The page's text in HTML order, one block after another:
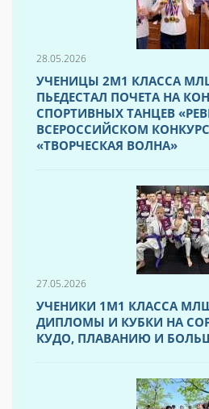
28.05.2026
УЧЕНИЦЫ 2М1 КЛАССА
ПЬЕДЕСТАЛ ПОЧЕТА НА
СПОРТИВНЫХ ТАНЦЕВ
ВСЕРОССИЙСКОМ
«ТВОРЧЕСКАЯ ВОЛНА»
27.05.2026
УЧЕНИКИ 1М1 КЛАССА
ДИПЛОМЫ И КУБКИ НА
КУДО, ПЛАВАНИЮ И